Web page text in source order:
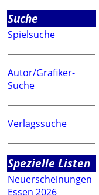
Suche
Spielsuche
Autor/Grafiker-
Suche
Verlagssuche
Spezielle Listen
Neuerscheinungen
Essen 2026